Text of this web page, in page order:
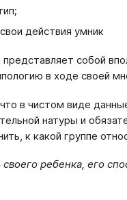
действия умник
собой
в ходе своей
в чистом виде
натуры и
к какой группе
ребенка, его